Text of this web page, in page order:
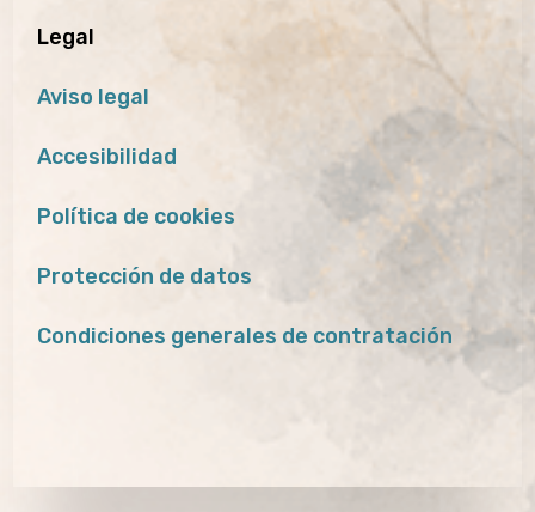
Legal
Aviso legal
Accesibilidad
Política de cookies
Protección de datos
Condiciones generales de contratación